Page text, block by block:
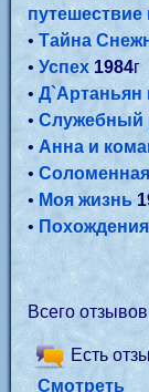
• Тайна
• Успех 1984г
• Д`Артаньян
•Служебный
• Анна и
•
• Моя жизнь
•
Всего
Есть
Смотреть